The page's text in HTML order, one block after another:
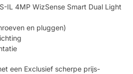
IL 4MP WizSense Smart Dual Light
en pluggen)
een Exclusief scherpe prijs-